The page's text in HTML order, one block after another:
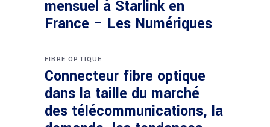
mensuel à Starlink en
France – Les Numériques
FIBRE OPTIQUE
Connecteur fibre optique
dans la taille du marché
des télécommunications, la